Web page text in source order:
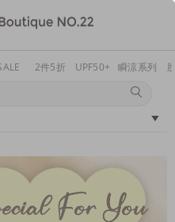
2件5折 UPF50+ 瞬涼系列